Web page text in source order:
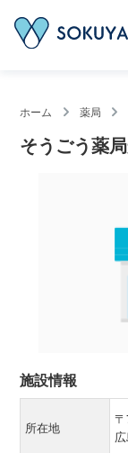
ホーム 薬局
そうごう薬
施設情報
所在地